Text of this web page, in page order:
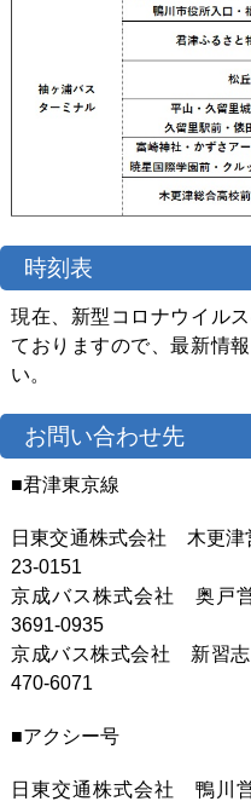
時刻表
現在、新型コロナウイル
ておりますので、最新情
い。
お問い合わせ先
■君津東京線
日東交通株式会社
23-0151
京成バス株式会社
3691-0935
京成バス株式会社 新
470-6071
■アクシー号
日東交通株式会社